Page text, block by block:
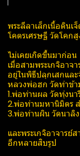
พระลีลาเล็กเนื้อดินเ
โคตร​เศรษฐี​ วัด​โคก
ไม่เคยเกิดขึ้นมาก่อน
เมื่อสามพระเกจิอา
อยู่ในพิธีปลุกเสกและ
หลวงพ่อฮก วัดท่าข้า
1.พ่อท่านผล วัดทุ่งน
2.พ่อท่านมหานิมิตร
3.พ่อท่านผิน วัดนา
และพระเกจิอาจารย์
อีกหลายสิบรูป